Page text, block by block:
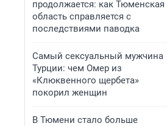
продолжается: как Тюменская
область справляется с
последствиями паводка
Самый сексуальный мужчина
Турции: чем Омер из
«Клюквенного щербета»
покорил женщин
В Тюмени стало больше